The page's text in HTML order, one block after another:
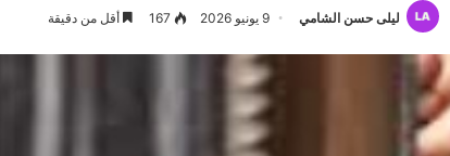
ليلى حسن الشامي 9 يونيو 2026 167 أقل من دقيقة